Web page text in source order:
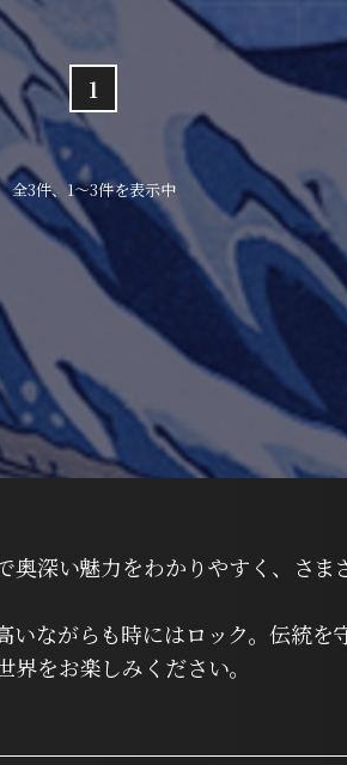
1
全3件、1〜3件を表示中
奥深い魅力をわかりやすく、さま
ながらも時にはロック。伝統を
をお楽しみください。